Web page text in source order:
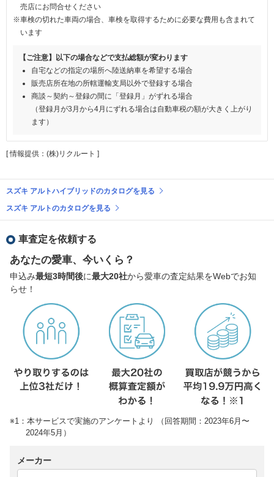
売店にお問合せください
※車検の切れた車両の場合、車検を取得するために必要な費用も含まれて
います
【ご注意】以下の場合などで支払総額が変わります
自宅などの指定の場所へ陸送納車を希望する場合
販売店所在地の所轄運輸支局以外で登録する場合
商談～契約～登録の間に「登録月」がずれる場合
（登録月が3月から4月にずれる場合は自動車税の額が大きく上がり
ます）
[ 情報提供：(株)リクルート ]
スズキ アルトハイブリッドのカタログを見る
スズキ アルトのカタログを見る
車査定を依頼する
あなたの愛車、今いくら？
申込み最短3時間後に最大20社から愛車の査定結果をWebでお知
らせ！
※1：本サービスで実施のアンケートより （回答期間：2023年6月〜
2024年5月）
メーカー